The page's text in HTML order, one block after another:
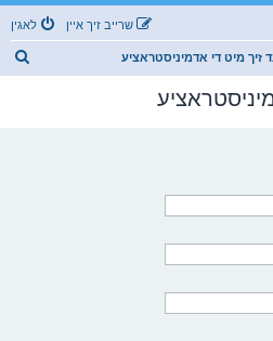
לאגין שרייב זיך איין
זיך מיט די אדמיניסטראציע